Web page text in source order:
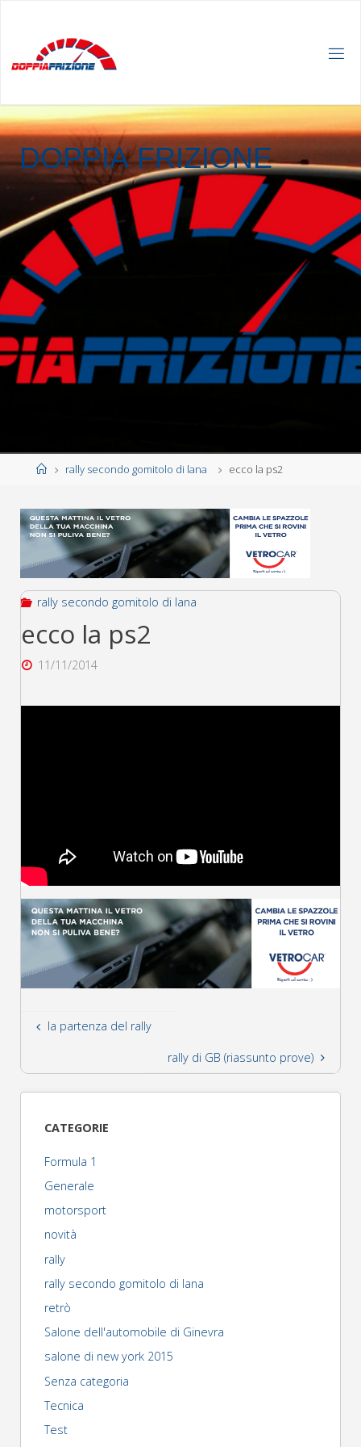
DOPPIA FRIZIONE
Homerally secondo gomitolo di lana ecco la ps2
rally secondo gomitolo di lana
ecco la ps2
11/11/2014
la partenza del rally
rally di GB (riassunto prove)
CATEGORIE
Formula 1
Generale
motorsport
novità
rally
rally secondo gomitolo di lana
retrò
Salone dell'automobile di Ginevra
salone di new york 2015
Senza categoria
Tecnica
Test